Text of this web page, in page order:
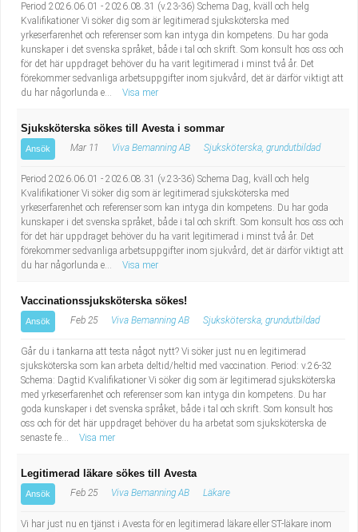
Period 2026.06.01 - 2026.08.31 (v.23-36) Schema Dag, kväll och helg
Kvalifikationer Vi söker dig som är legitimerad sjuksköterska med
yrkeserfarenhet och referenser som kan intyga din kompetens. Du har goda
kunskaper i det svenska språket, både i tal och skrift. Som konsult hos oss och
för det här uppdraget behöver du ha varit legitimerad i minst två år. Det
förekommer sedvanliga arbetsuppgifter inom sjukvård, det är därför viktigt att
du har någorlunda e...
Visa mer
Sjuksköterska sökes till Avesta i sommar
Ansök Mar 11 Viva Bemanning AB Sjuksköterska, grundutbildad
Period 2026.06.01 - 2026.08.31 (v.23-36) Schema Dag, kväll och helg
Kvalifikationer Vi söker dig som är legitimerad sjuksköterska med
yrkeserfarenhet och referenser som kan intyga din kompetens. Du har goda
kunskaper i det svenska språket, både i tal och skrift. Som konsult hos oss och
för det här uppdraget behöver du ha varit legitimerad i minst två år. Det
förekommer sedvanliga arbetsuppgifter inom sjukvård, det är därför viktigt att
du har någorlunda e...
Visa mer
Vaccinationssjuksköterska sökes!
Ansök Feb 25 Viva Bemanning AB Sjuksköterska, grundutbildad
Går du i tankarna att testa något nytt? Vi söker just nu en legitimerad
sjuksköterska som kan arbeta deltid/heltid med vaccination. Period: v.26-32
Schema: Dagtid Kvalifikationer Vi söker dig som är legitimerad sjuksköterska
med yrkeserfarenhet och referenser som kan intyga din kompetens. Du har
goda kunskaper i det svenska språket, både i tal och skrift. Som konsult hos
oss och för det här uppdraget behöver du ha arbetat som sjuksköterska de
senaste fe...
Visa mer
Legitimerad läkare sökes till Avesta
Ansök Feb 25 Viva Bemanning AB Läkare
Vi har just nu en tjänst i Avesta för en legitimerad läkare eller ST-läkare inom